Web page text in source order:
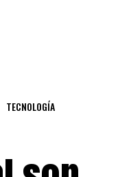
TECNOLOGÍA